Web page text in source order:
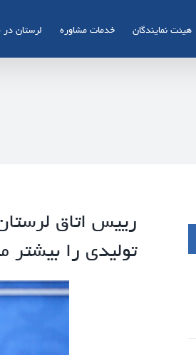
هیئت نمایندگان خدمات مشاوره لرستان
رییس اتاق
تولیدی را بیشتر